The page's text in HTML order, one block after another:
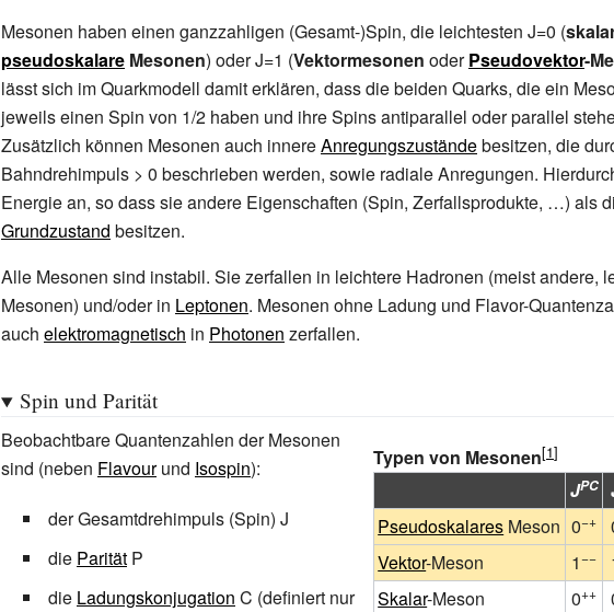
Mesonen haben einen ganzzahligen (Gesamt-)Spin, die leichtesten J=0 (
pseudoskalare Mesonen) oder J=1 (Vektormesonen oderPseudovektor-
lässt sich im Quarkmodell damit erklären, dass die beiden Quarks, die ein
jeweils einen Spin von 1/2 haben und ihre Spins antiparallel oder parallel
Zusätzlich können Mesonen auch innereAnregungszuständebesitzen, die
Bahndrehimpuls > 0 beschrieben werden, sowie radiale Anregungen.
Energie an, so dass sie andere Eigenschaften (Spin, Zerfallsprodukte, …) als
Grundzustand besitzen.
Alle Mesonen sind instabil. Sie zerfallen in leichtere Hadronen (meist andere,
Mesonen) und/oder in Leptonen. Mesonen ohne Ladung und Flavor-
auch elektromagnetisch in Photonen zerfallen.
Spin und Parität
Typen von Mesonen
JPC
Pseudoskalares Meson 0−+
Vektor-Meson 1−−
Skalar-Meson 0++
Beobachtbare Quantenzahlen der Mesonen
sind (neben Flavourund Isospin):
der Gesamtdrehimpuls (Spin) J
die Parität P
die Ladungskonjugation C (definiert nur